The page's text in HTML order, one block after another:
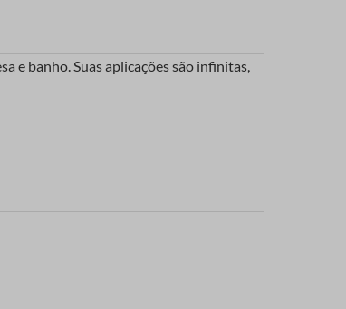
e banho. Suas aplicações são infinitas,